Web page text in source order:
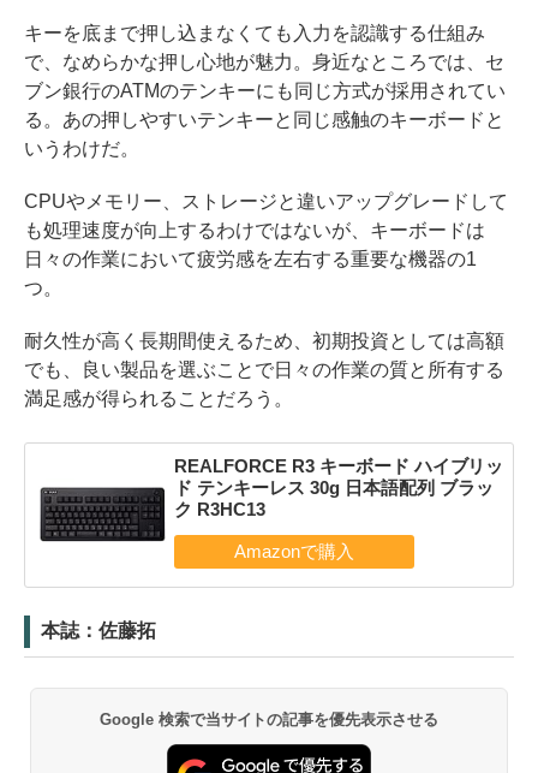
キーを底まで押し込まなくても入力を認識する仕組み
で、なめらかな押し心地が魅力。身近なところでは、セ
ブン銀行のATMのテンキーにも同じ方式が採用されてい
る。あの押しやすいテンキーと同じ感触のキーボードと
いうわけだ。
CPUやメモリー、ストレージと違いアップグレードして
も処理速度が向上するわけではないが、キーボードは
日々の作業において疲労感を左右する重要な機器の1
つ。
耐久性が高く長期間使えるため、初期投資としては高額
でも、良い製品を選ぶことで日々の作業の質と所有する
満足感が得られることだろう。
REALFORCE R3 キーボード ハイブリッ
ド テンキーレス 30g 日本語配列 ブラッ
ク R3HC13
本誌：佐藤拓
Google 検索で当サイトの記事を優先表示させる